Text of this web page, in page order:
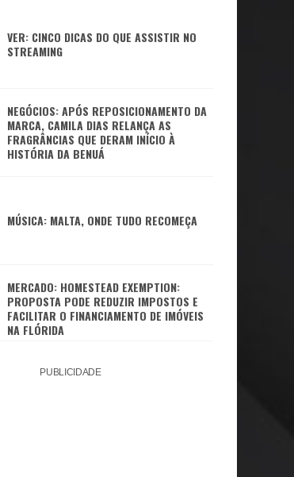
VER: CINCO DICAS DO QUE ASSISTIR NO
STREAMING
NEGÓCIOS: APÓS REPOSICIONAMENTO DA
MARCA, CAMILA DIAS RELANÇA AS
FRAGRÂNCIAS QUE DERAM INÍCIO À
HISTÓRIA DA BENUÁ
MÚSICA: MALTA, ONDE TUDO RECOMEÇA
MERCADO: HOMESTEAD EXEMPTION:
PROPOSTA PODE REDUZIR IMPOSTOS E
FACILITAR O FINANCIAMENTO DE IMÓVEIS
NA FLÓRIDA
PUBLICIDADE